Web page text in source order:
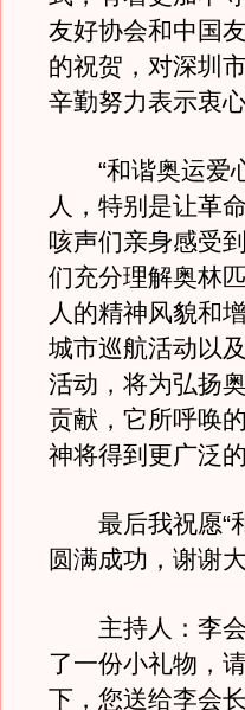
友好协会和中国
的祝贺，对深圳
辛勤努力表示衷
“和谐奥运爱心
人，特别是让革
咳声们亲身感受
们充分理解奥林
人的精神风貌和
城市巡航活动以
活动，将为弘扬
贡献，它所呼唤
神将得到更广泛
最后我祝愿“和
圆满成功，谢谢
主持人：李会
了一份小礼物，
下，您送给李会